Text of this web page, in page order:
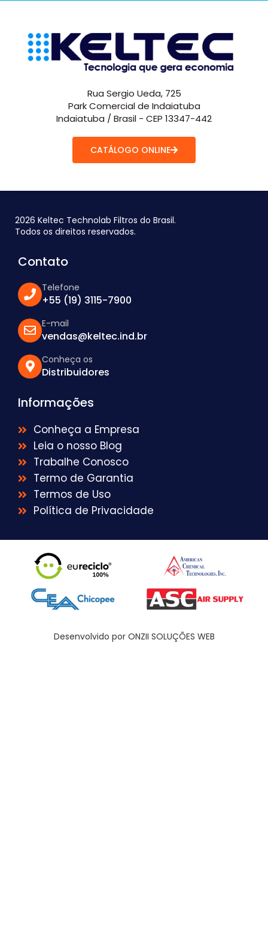
Rua Sergio Ueda, 725
Park Comercial de Indaiatuba
Indaiatuba / Brasil - CEP 13347-442
CATÁLOGO ONLINE
2026 Keltec Technolab Filtros do Brasil.
Todos os direitos reservados.
Contato
Telefone
+55 (19) 3115-7900
E-mail
vendas@keltec.ind.br
Conheça os
Distribuidores
Informações
Conheça a Empresa
Leia o nosso Blog
Trabalhe Conosco
Termo de Garantia
Termos de Uso
Política de Privacidade
Desenvolvido por ONZII SOLUÇÕES WEB